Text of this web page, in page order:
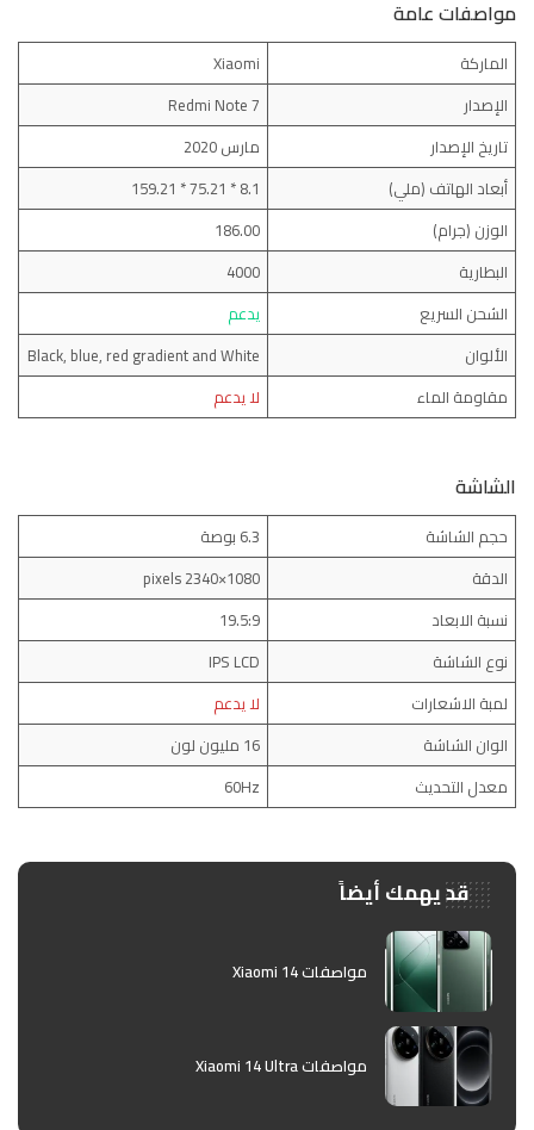
مواصفات عامة
الماركة
Xiaomi
الإصدار
Redmi Note 7
تاريخ الإصدار
مارس 2020
أبعاد الهاتف (ملي)
8.1 * 75.21 * 159.21
الوزن (جرام)
186.00
البطارية
4000
الشحن السريع
يدعم
الألوان
Black, blue, red gradient and White
مقاومة الماء
لا يدعم
الشاشة
حجم الشاشة
6.3 بوصة
الدقة
1080×2340 pixels
نسبة الابعاد
19.5:9
نوع الشاشة
IPS LCD
لمبة الاشعارات
لا يدعم
الوان الشاشة
16 مليون لون
معدل التحديث
60Hz
قد يهمك أيضاً
مواصفات Xiaomi 14
مواصفات Xiaomi 14 Ultra